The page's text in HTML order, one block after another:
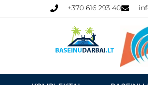
prie
+370 616 293 40